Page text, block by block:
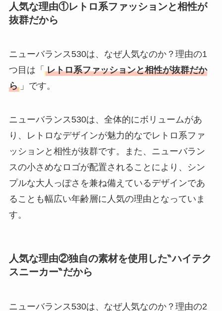
たまごっちみーつは
も解説！
The Rowはなぜ高
方法も解説！
人気な理由①レトロ系ファッションと相性が
抜群だから
ニューバランス530は、なぜ人気なのか？理由の1
つ目は「 レトロ系ファッションと相性が抜群だか
ら 」です。
ニューバランス530は、全体的にボリュームがあ
り、レトロなデザインが魅力的なでレトロ系ファ
ッションと相性が抜群です。また、ニューバラン
スの小さめなロゴが配置されることにより、シン
プルな大人っぽさを兼ね備えているデザインであ
ることも幅広い年齢層に人気の理由となっていま
す。
人気な理由②独自の素材を使用した‶ハイテク
スニーカー‶だから
ニューバランス530は、なぜ人気なのか？理由の2